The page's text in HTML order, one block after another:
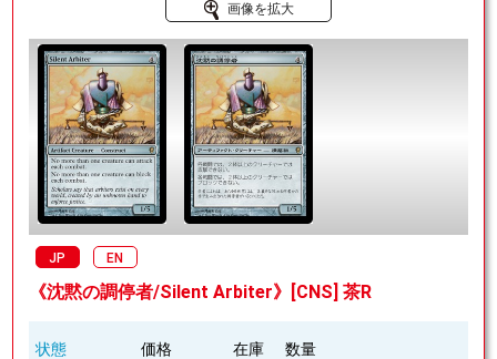
画像を拡大
JP EN
《沈黙の調停者/Silent Arbiter》[CNS] 茶R
状態 価格 在庫 数量